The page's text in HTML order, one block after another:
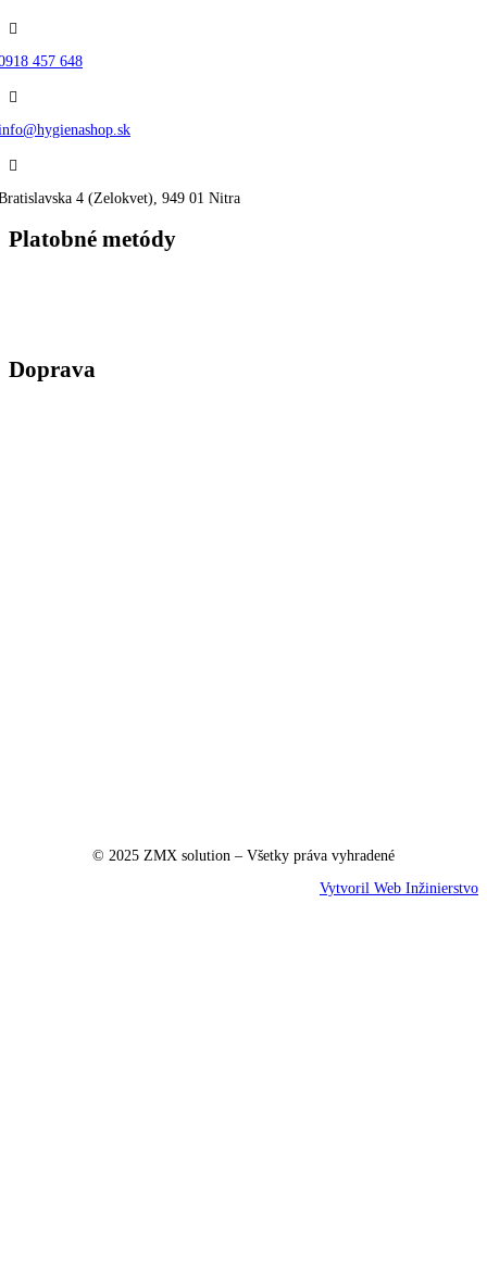

457 648


4 (Zelokvet), 949 01 Nitra
Platobné metódy
Doprava
© 2025 ZMX solution – Všetky práva vyhradené
Vytvoril Web Inžinierstvo